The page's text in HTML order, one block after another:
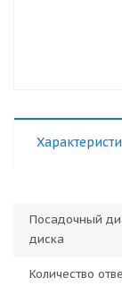
Посадочный
диска
Количество